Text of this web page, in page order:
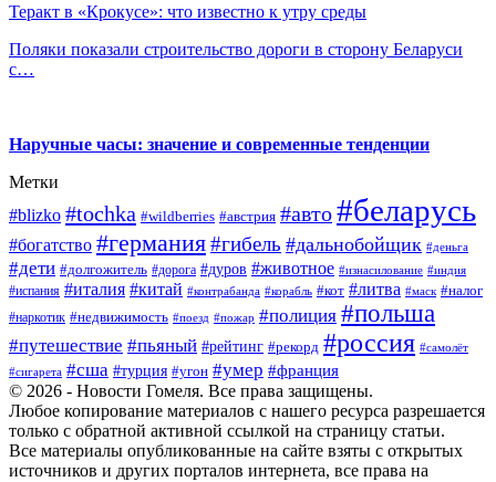
Теракт в «Крокусе»: что известно к утру среды
Поляки показали строительство дороги в сторону Беларуси
с…
Наручные часы: значение и современные тенденции
Метки
#blizko #tochka #wildberries #австрия #авто#беларусь
#богатство #германия#гибель #дальнобойщик #деньга
#дети #долгожитель #дорога #дуров #животное #изнасилование #индия
#испания #италия #китай #контрабанда #корабль #кот #литва #маск #налог
#наркотик #недвижимость #поезд #пожар #полиция #польша
#путешествие #пьяный #рейтинг #рекорд #россия #самолёт
#сигарета #сша #турция #угон #умер #франция
© 2026 - Новости Гомеля. Все права защищены.
Любое копирование материалов с нашего ресурса разрешается
только с обратной активной ссылкой на страницу статьи.
Все материалы опубликованные на сайте взяты с открытых
источников и других порталов интернета, все права на